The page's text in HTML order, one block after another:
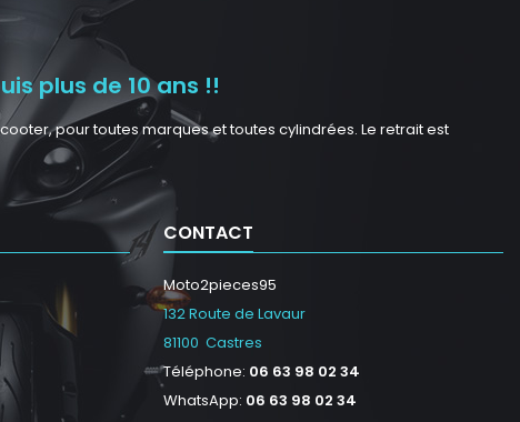
plus de 10 ans !!
pour toutes marques et toutes cylindrées. Le retrait est
CONTACT
Moto2pieces95
132 Route de Lavaur
81100 Castres
Téléphone: 06 63 98 02 34
WhatsApp: 06 63 98 02 34